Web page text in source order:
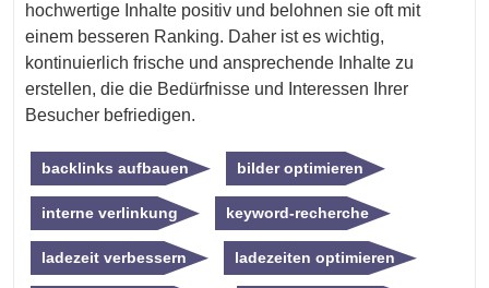
hochwertige Inhalte positiv und belohnen sie oft mit
einem besseren Ranking. Daher ist es wichtig,
kontinuierlich frische und ansprechende Inhalte zu
erstellen, die die Bedürfnisse und Interessen Ihrer
Besucher befriedigen.
backlinks aufbauen bilder optimieren
interne verlinkung keyword-recherche
ladezeit verbessern ladezeiten optimieren